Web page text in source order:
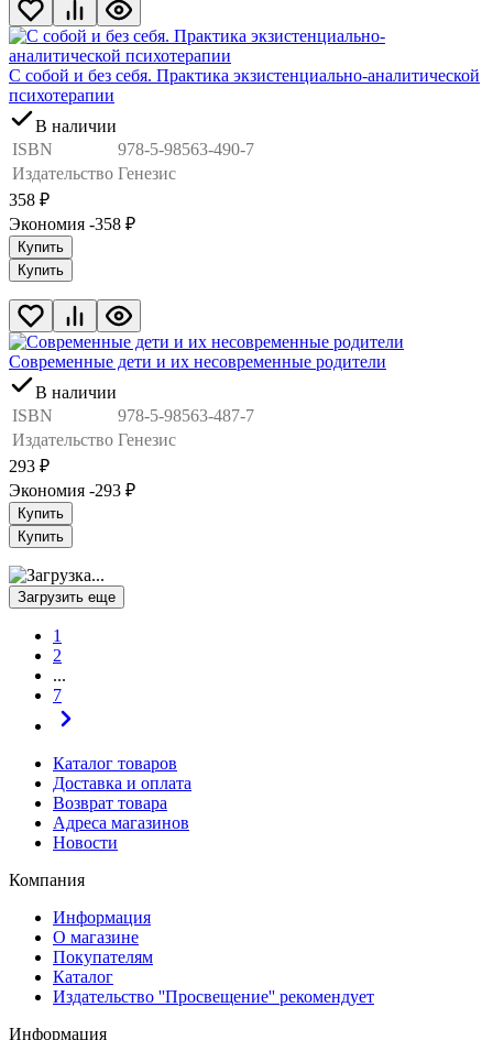
С собой и без себя. Практика экзистенциально-аналитической
психотерапии
В наличии
ISBN
978-5-98563-490-7
Издательство Генезис
358 ₽
Экономия -358 ₽
Купить
Купить
Современные дети и их несовременные родители
В наличии
ISBN
978-5-98563-487-7
Издательство Генезис
293 ₽
Экономия -293 ₽
Купить
Купить
Загрузить еще
1
2
...
7
Каталог товаров
Доставка и оплата
Возврат товара
Адреса магазинов
Новости
Компания
Информация
О магазине
Покупателям
Каталог
Издательство ''Просвещение'' рекомендует
Информация